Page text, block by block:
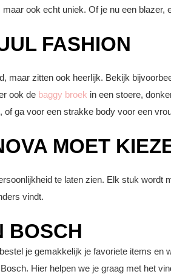
ook echt uniek. Of je nu een blazer,
FASHION
maar zitten ook heerlijk. Bekijk
ook de baggy broek in een stoere,
ga voor een strakke body voor een
MOET
te laten zien. Elk stuk wordt
vindt.
BOSCH
je gemakkelijk je favoriete items en
Hier helpen we je graag met het